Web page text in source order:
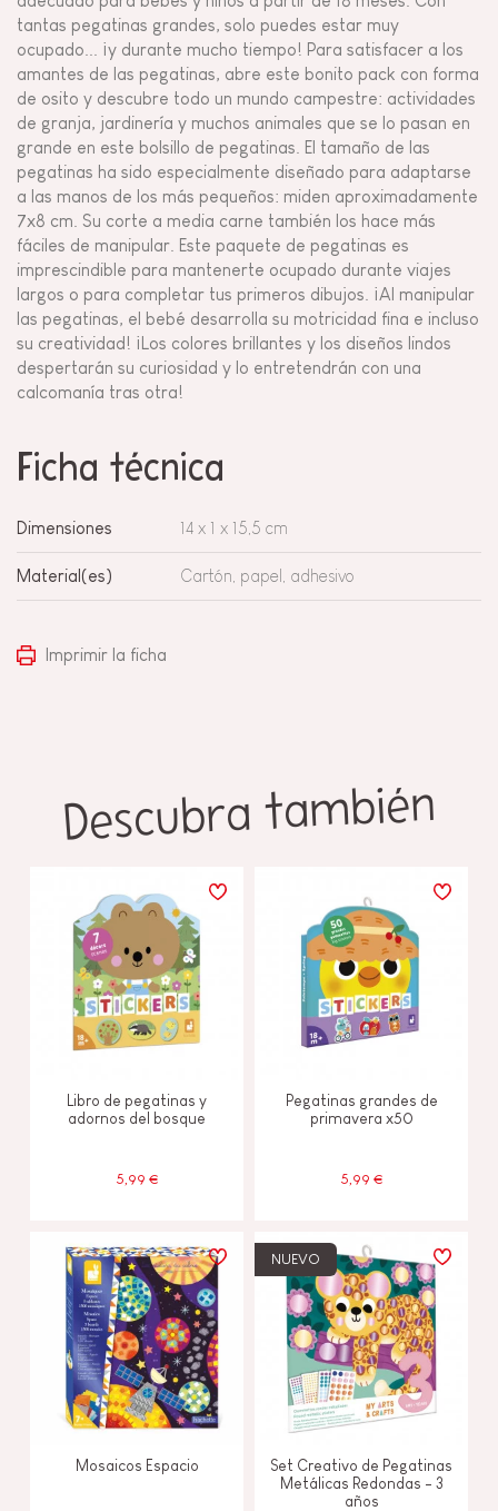
tantas pegatinas grandes, solo puedes estar muy
ocupado... ¡y durante mucho tiempo! Para satisfacer a los
amantes de las pegatinas, abre este bonito pack con forma
de osito y descubre todo un mundo campestre: actividades
de granja, jardinería y muchos animales que se lo pasan en
grande en este bolsillo de pegatinas. El tamaño de las
pegatinas ha sido especialmente diseñado para adaptarse
a las manos de los más pequeños: miden aproximadamente
7x8 cm. Su corte a media carne también los hace más
fáciles de manipular. Este paquete de pegatinas es
imprescindible para mantenerte ocupado durante viajes
largos o para completar tus primeros dibujos. ¡Al manipular
las pegatinas, el bebé desarrolla su motricidad fina e incluso
su creatividad! ¡Los colores brillantes y los diseños lindos
despertarán su curiosidad y lo entretendrán con una
calcomanía tras otra!
Ficha técnica
Dimensiones 14 x 1 x 15,5 cm
Material(es) Cartón, papel, adhesivo
Imprimir la ficha
Descubra también
Libro de pegatinas y
adornos del bosque
5,99 €
Pegatinas grandes de
primavera x50
5,99 €
Mosaicos Espacio
NUEVO
Set Creativo de Pegatinas
Metálicas Redondas - 3
años